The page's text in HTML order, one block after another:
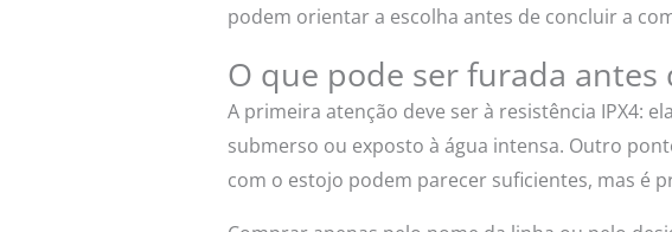
podem orientar a escolha antes de concluir a
O que pode ser furada antes
A primeira atenção deve ser à resistência IPX4:
submerso ou exposto à água intensa. Outro
com o estojo podem parecer suficientes, mas é